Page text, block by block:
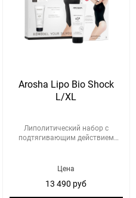
Arosha Lipo Bio Shock
L/XL
Липолитический набор с
подтягивающим действием
Цена
13 490 руб